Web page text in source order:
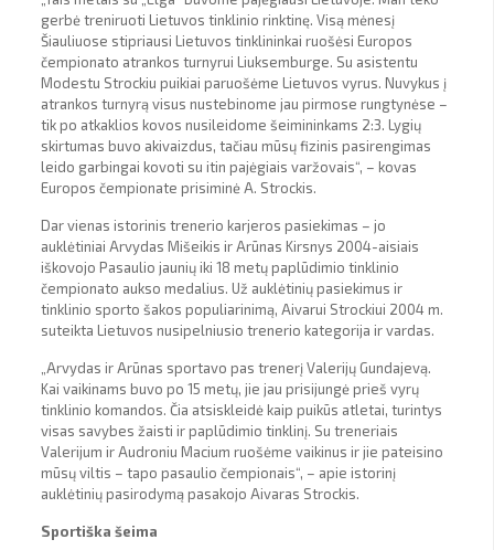
gerbė treniruoti Lietuvos tinklinio rinktinę. Visą mėnesį
Šiauliuose stipriausi Lietuvos tinklininkai ruošėsi Europos
čempionato atrankos turnyrui Liuksemburge. Su asistentu
Modestu Strockiu puikiai paruošėme Lietuvos vyrus. Nuvykus į
atrankos turnyrą visus nustebinome jau pirmose rungtynėse –
tik po atkaklios kovos nusileidome šeimininkams 2:3. Lygių
skirtumas buvo akivaizdus, tačiau mūsų fizinis pasirengimas
leido garbingai kovoti su itin pajėgiais varžovais“, – kovas
Europos čempionate prisiminė A. Strockis.
Dar vienas istorinis trenerio karjeros pasiekimas – jo
auklėtiniai Arvydas Mišeikis ir Arūnas Kirsnys 2004-aisiais
iškovojo Pasaulio jaunių iki 18 metų paplūdimio tinklinio
čempionato aukso medalius. Už auklėtinių pasiekimus ir
tinklinio sporto šakos populiarinimą, Aivarui Strockiui 2004 m.
suteikta Lietuvos nusipelniusio trenerio kategorija ir vardas.
„Arvydas ir Arūnas sportavo pas trenerį Valerijų Gundajevą.
Kai vaikinams buvo po 15 metų, jie jau prisijungė prieš vyrų
tinklinio komandos. Čia atsiskleidė kaip puikūs atletai, turintys
visas savybes žaisti ir paplūdimio tinklinį. Su treneriais
Valerijum ir Audroniu Macium ruošėme vaikinus ir jie pateisino
mūsų viltis – tapo pasaulio čempionais“, – apie istorinį
auklėtinių pasirodymą pasakojo Aivaras Strockis.
Sportiška šeima